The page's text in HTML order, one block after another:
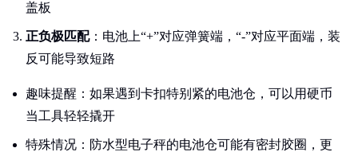
盖板
正负极匹配：电池上“+”对应弹簧端，“-”对应平面端，装
反可能导致短路
趣味提醒：如果遇到卡扣特别紧的电池仓，可以用硬币
当工具轻轻撬开
特殊情况：防水型电子秤的电池仓可能有密封胶圈，更